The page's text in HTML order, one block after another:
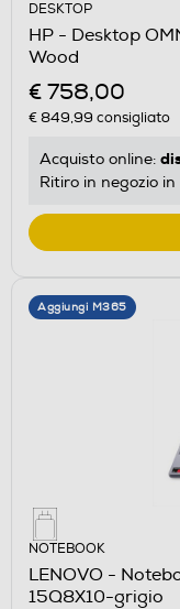
DESKTOP
HP - Desktop
Wood
€ 758,00
€ 849,99 consigliato
Acquisto online:
Ritiro in negozio
Aggiungi M365
NOTEBOOK
LENOVO -
15Q8X10-grigio